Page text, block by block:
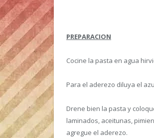
PREPARACION
Cocine la pasta en agua
Para el aderezo diluya el
Drene bien la pasta y
laminados, aceitunas,
agregue el aderezo.